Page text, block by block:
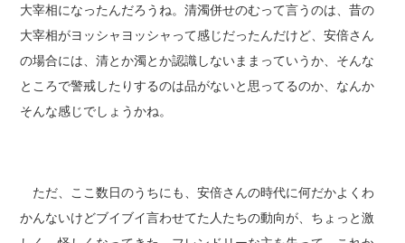
大宰相になったんだろうね。清濁併せのむって言うのは、昔の
大宰相がヨッシャヨッシャって感じだったんだけど、安倍さん
の場合には、清とか濁とか認識しないままっていうか、そんな
ところで警戒したりするのは品がないと思ってるのか、なんか
そんな感じでしょうかね。
ただ、ここ数日のうちにも、安倍さんの時代に何だかよくわ
かんないけどブイブイ言わせてた人たちの動向が、ちょっと激